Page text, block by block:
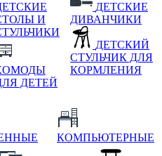
И
ДЕТЕЙ
ДЕТСКИЕ
ДИВАНЧИКИ
ДЕТСКИЙ
СТУЛЬЧИК ДЛЯ
КОРМЛЕНИЯ
КОМПЬЮТЕРНЫЕ